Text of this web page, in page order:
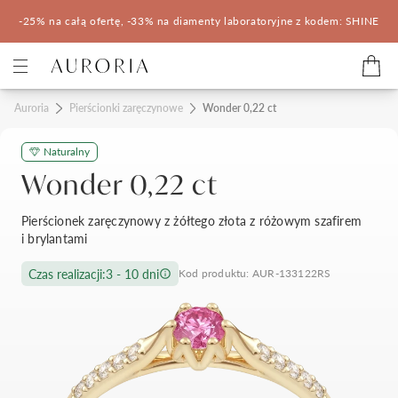
-25% na całą ofertę, -33% na diamenty laboratoryjne z kodem: SHINE
Kategorie
Pierścionki zaręczynowe
Pomocne
Salony Auroria
Salon Auroria Arkadia
Korzyści z zakupu
Auroria Pierścionki zaręczynowe Wonder 0,22 ct
Naturalny
Wonder 0,22 ct
Pierścionek zaręczynowy z żółtego złota z różowym szafirem
i brylantami
Czas realizacji:3 - 10 dni Kod produktu: AUR-133122RS